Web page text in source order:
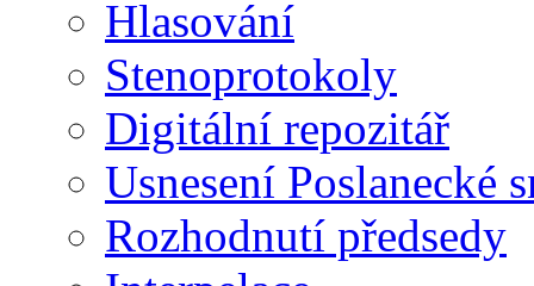
Hlasování
Stenoprotokoly
Digitální repozitář
Usnesení Poslanecké
Rozhodnutí předsedy